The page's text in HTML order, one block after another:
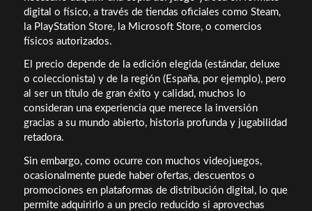
digital o físico, a través de tiendas oficiales como Steam,
la PlayStation Store, la Microsoft Store, o comercios
físicos autorizados.
El precio depende de la edición elegida (estándar, deluxe
o coleccionista) y de la región (España, por ejemplo), pero
al ser un título de gran éxito y calidad, muchos lo
consideran una experiencia que merece la inversión
gracias a su mundo abierto, historia profunda y jugabilidad
retadora.
Sin embargo, como ocurre con muchos videojuegos,
ocasionalmente puede haber ofertas, descuentos o
promociones en plataformas de distribución digital, lo que
permite adquirirlo a un precio reducido si aprovechas